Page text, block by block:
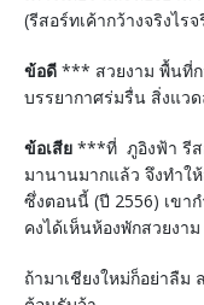
(รีสอร์ทเค้ากว้างจริงไรจ
ข้อดี *** สวยงาม พื้นที่ก
บรรยากาศร่มรื่น สิ่งแว
ข้อเสีย ***ที่ ภูอิงฟ้า รีส
มานานมากแล้ว จึงทำใ
ซึ่งตอนนี้ (ปี 2556) เขา
คงได้เห็นห้องพักสวยงา
ถ้ามาเชียงใหม่ก็อย่าลืม